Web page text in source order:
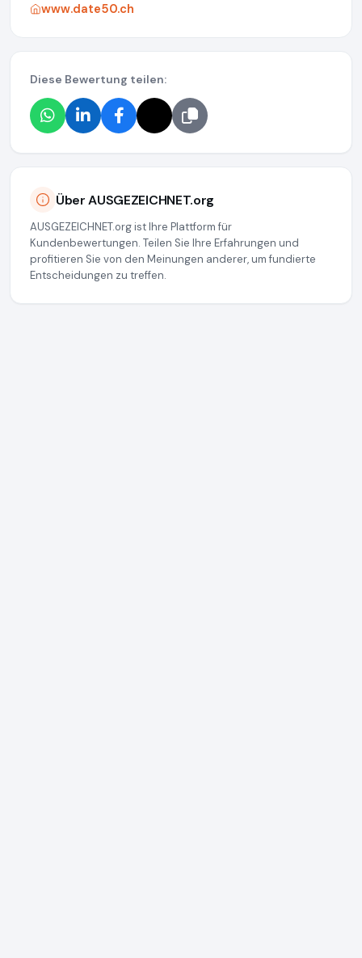
www.date50.ch
Diese Bewertung teilen:
Über AUSGEZEICHNET.org
AUSGEZEICHNET.org ist Ihre Plattform für
Kundenbewertungen. Teilen Sie Ihre Erfahrungen und
profitieren Sie von den Meinungen anderer, um fundierte
Entscheidungen zu treffen.